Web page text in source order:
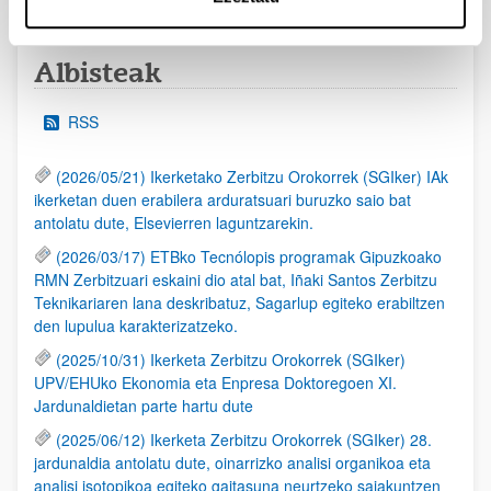
Albisteak
RSS
(2026/05/21) Ikerketako Zerbitzu Orokorrek (SGIker) IAk
ikerketan duen erabilera arduratsuari buruzko saio bat
antolatu dute, Elsevierren laguntzarekin.
(2026/03/17) ETBko Tecnólopis programak Gipuzkoako
RMN Zerbitzuari eskaini dio atal bat, Iñaki Santos Zerbitzu
Teknikariaren lana deskribatuz, Sagarlup egiteko erabiltzen
den lupulua karakterizatzeko.
(2025/10/31) Ikerketa Zerbitzu Orokorrek (SGIker)
UPV/EHUko Ekonomia eta Enpresa Doktoregoen XI.
Jardunaldietan parte hartu dute
(2025/06/12) Ikerketa Zerbitzu Orokorrek (SGIker) 28.
jardunaldia antolatu dute, oinarrizko analisi organikoa eta
analisi isotopikoa egiteko gaitasuna neurtzeko saiakuntzen